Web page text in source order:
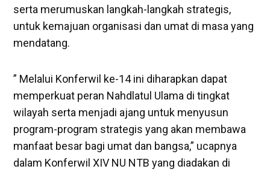
serta merumuskan langkah-langkah strategis,
untuk kemajuan organisasi dan umat di masa yang
mendatang.
” Melalui Konferwil ke-14 ini diharapkan dapat
memperkuat peran Nahdlatul Ulama di tingkat
wilayah serta menjadi ajang untuk menyusun
program-program strategis yang akan membawa
manfaat besar bagi umat dan bangsa,” ucapnya
dalam Konferwil XIV NU NTB yang diadakan di